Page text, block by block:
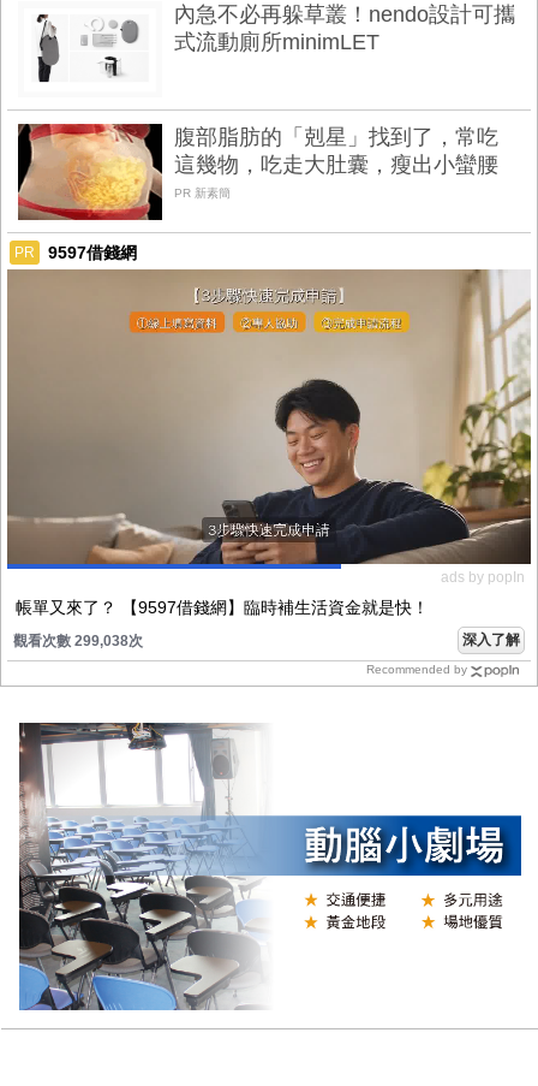
內急不必再躲草叢！nendo設計可攜
式流動廁所minimLET
腹部脂肪的「剋星」找到了，常吃
這幾物，吃走大肚囊，瘦出小蠻腰
PR 新素簡
PR 9597借錢網
ads by popIn
帳單又來了？ 【9597借錢網】臨時補生活資金就是快！
觀看次數 299,038次 深入了解
Recommended by